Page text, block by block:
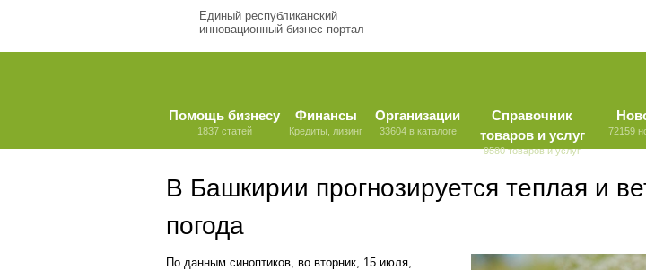
Единый республиканский
инновационный бизнес-портал
Помощь бизнесу
1837 статей
Финансы
Кредиты, лизинг
Организации
33604 в каталоге
Справочник
товаров и услуг
9580 товаров и услуг
72159
В Башкирии прогнозируется теплая и
погода
По данным синоптиков, во вторник, 15 июля,